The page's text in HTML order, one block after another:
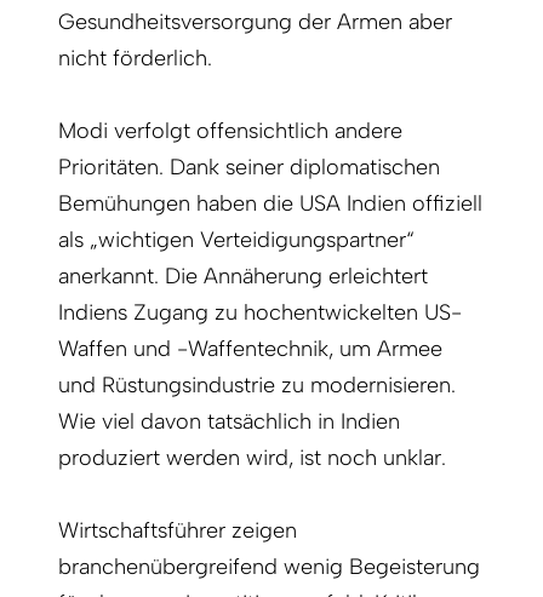
Gesundheitsversorgung der Armen aber
nicht förderlich.
Modi verfolgt offensichtlich andere
Prioritäten. Dank seiner diplomatischen
Bemühungen haben die USA Indien offiziell
als „wichtigen Verteidigungspartner“
anerkannt. Die Annäherung erleichtert
Indiens Zugang zu hochentwickelten US-
Waffen und -Waffentechnik, um Armee
und Rüstungsindustrie zu modernisieren.
Wie viel davon tatsächlich in Indien
produziert werden wird, ist noch unklar.
Wirtschaftsführer zeigen
branchenübergreifend wenig Begeisterung